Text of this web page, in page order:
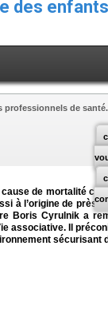
des
professionnels de santé.
de mortalité
à l’origine de près
Boris Cyrulnik a
associative. Il